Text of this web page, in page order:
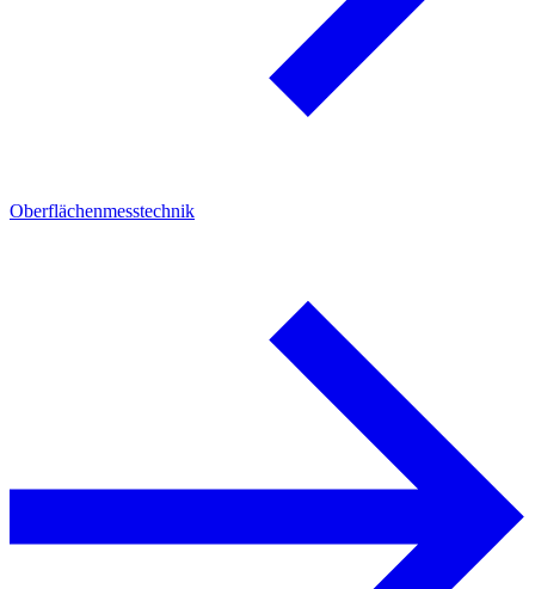
Oberflächenmesstechnik